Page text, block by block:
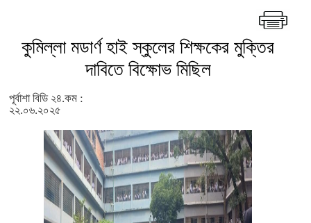
কুমিল্লা মডার্ণ হাই স্কুলের শিক্ষকের মুক্তির
দাবিতে বিক্ষোভ মিছিল
পূর্বাশা বিডি ২৪.কম :
২২.০৬.২০২৫